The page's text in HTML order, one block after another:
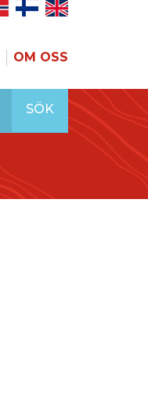
OM OSS
SÖK